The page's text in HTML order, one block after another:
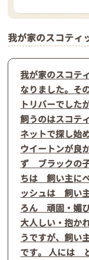
我が家のスコティ
我が家のスコテ
なりました。そ
トリバーでし
飼うのはスコテ
ネットで探し始
ウイートンが良
ず ブラックの
ちは 飼い主に
ッシュは 飼い
ろん 頑固・媚
大人しい・抱か
うですが、飼い
です。 人には